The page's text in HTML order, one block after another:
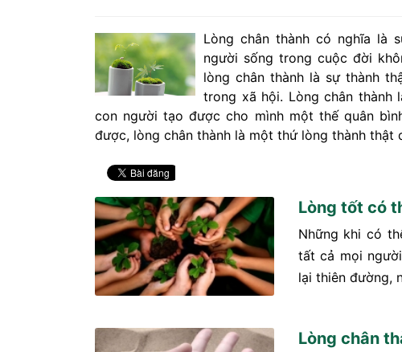
Lòng chân thành có nghĩa là
người sống trong cuộc đời
lòng chân thành là sự thành
trong xã hội. Lòng chân thành
con người tạo được cho mình một thế quân
được, lòng chân thành là một thứ lòng thành thật
Lòng tốt có
Những khi có
tất cả mọi
lại thiên đường,
Lòng chân